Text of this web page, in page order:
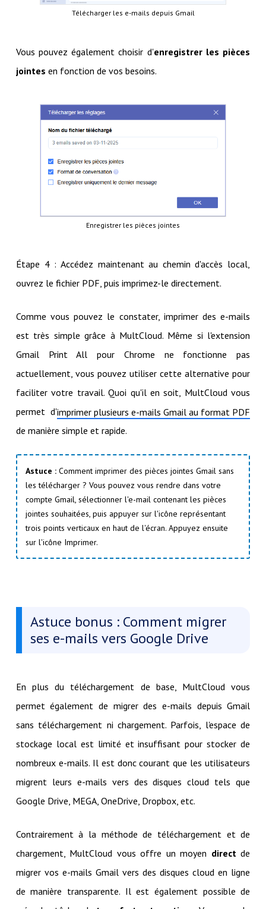
Télécharger les e-mails depuis Gmail
Vous pouvez également choisir d'enregistrer les pièces
jointes en fonction de vos besoins.
Enregistrer les pièces jointes
Étape 4 : Accédez maintenant au chemin d'accès local,
ouvrez le fichier PDF, puis imprimez-le directement.
Comme vous pouvez le constater, imprimer des e-mails
est très simple grâce à MultCloud. Même si l'extension
Gmail Print All pour Chrome ne fonctionne pas
actuellement, vous pouvez utiliser cette alternative pour
faciliter votre travail. Quoi qu'il en soit, MultCloud vous
permet d'imprimer plusieurs e-mails Gmail au format PDF
de manière simple et rapide.
Astuce :Comment imprimer des pièces jointes Gmail sans
les télécharger ? Vous pouvez vous rendre dans votre
compte Gmail, sélectionner l'e-mail contenant les pièces
jointes souhaitées, puis appuyer sur l'icône représentant
trois points verticaux en haut de l'écran. Appuyez ensuite
sur l'icône Imprimer.
Astuce bonus : Comment migrer
ses e-mails vers Google Drive
En plus du téléchargement de base, MultCloud vous
permet également de migrer des e-mails depuis Gmail
sans téléchargement ni chargement. Parfois, l'espace de
stockage local est limité et insuffisant pour stocker de
nombreux e-mails. Il est donc courant que les utilisateurs
migrent leurs e-mails vers des disques cloud tels que
Google Drive, MEGA, OneDrive, Dropbox, etc.
Contrairement à la méthode de téléchargement et de
chargement, MultCloud vous offre un moyen direct de
migrer vos e-mails Gmail vers des disques cloud en ligne
de manière transparente. Il est également possible de